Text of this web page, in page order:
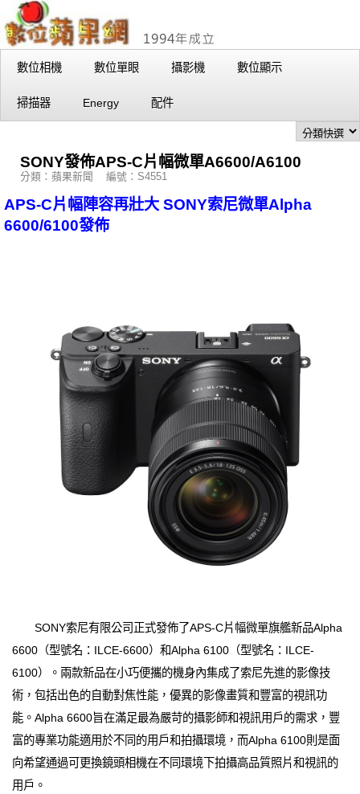
數位相機 數位單眼 攝影機 數位顯示
掃描器 Energy 配件
SONY發佈APS-C片幅微單A6600/A6100
分類：蘋果新聞 編號：S4551
APS-C片幅陣容再壯大 SONY索尼微單Alpha
6600/6100發佈
SONY索尼有限公司正式發佈了APS-C片幅微單旗艦新品Alpha
6600（型號名：ILCE-6600）和Alpha 6100（型號名：ILCE-
6100）。兩款新品在小巧便攜的機身內集成了索尼先進的影像技
術，包括出色的自動對焦性能，優異的影像畫質和豐富的視訊功
能。Alpha 6600旨在滿足最為嚴苛的攝影師和視訊用戶的需求，豐
富的專業功能適用於不同的用戶和拍攝環境，而Alpha 6100則是面
向希望通過可更換鏡頭相機在不同環境下拍攝高品質照片和視訊的
用戶。